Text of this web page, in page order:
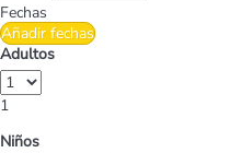
Fechas
Añadir fechas
Adultos
1
Niños